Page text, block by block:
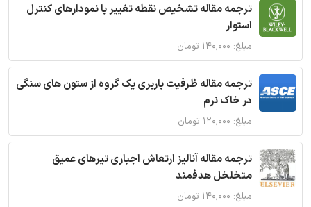
ترجمه مقاله تشخیص نقطه تغییر با نمودارهای کنترل
استوار
مبلغ: ۱۴۰,۰۰۰ تومان
ترجمه مقاله ظرفیت باربری یک گروه از ستون های سنگی
در خاک نرم
مبلغ: ۱۲۰,۰۰۰ تومان
ترجمه مقاله آنالیز ارتعاش اجباری تیرهای عمیق
متخلخل هدفمند
مبلغ: ۱۴۰,۰۰۰ تومان